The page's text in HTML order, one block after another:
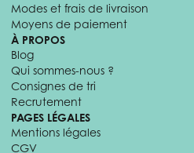
Modes et frais de livraison
Moyens de paiement
À PROPOS
Blog
Qui sommes-nous ?
Consignes de tri
Recrutement
PAGES LÉGALES
Mentions légales
CGV